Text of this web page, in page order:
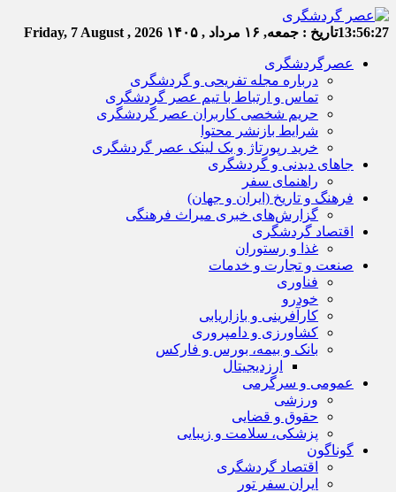
13:56:27تاریخ : جمعه, ۱۶ مرداد , ۱۴۰۵ Friday, 7 August , 2026
عصرگردشگری
درباره مجله تفریحی و گردشگری
تماس و ارتباط با تیم عصر گردشگری
حریم شخصی کاربران عصر گردشگری
شرایط بازنشر محتوا
خرید رپورتاژ و بک لینک عصر گردشگری
جاهای دیدنی و گردشگری
راهنمای سفر
فرهنگ و تاریخ (ایران و جهان)
گزارش‌های خبری میراث فرهنگی
اقتصاد گردشگری
غذا و رستوران
صنعت و تجارت و خدمات
فناوری
خودرو
کارآفرینی و بازاریابی
کشاورزی و دامپروری
بانک و بیمه، بورس و فارکس
ارزدیجیتال
عمومی و سرگرمی
ورزشی
حقوق و قضایی
پزشکی، سلامت و زیبایی
گوناگون
اقتصاد گردشگری
ایران سفر تور